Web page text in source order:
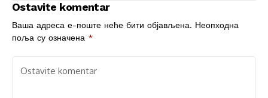
Porodici SRCE
SLOMLJENO (FOTO)
Ostavite komentar
Ваша адреса е-поште неће бити објављена. Неопходна
поља су означена *